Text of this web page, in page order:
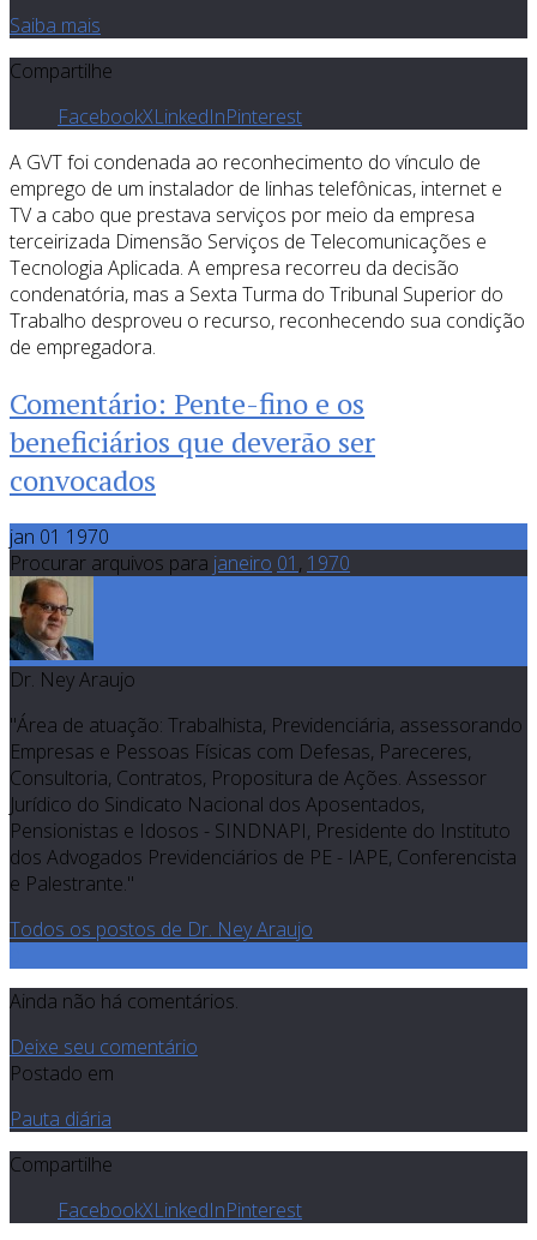
Saiba mais
Compartilhe
FacebookXLinkedInPinterest
A GVT foi condenada ao reconhecimento do vínculo de
emprego de um instalador de linhas telefônicas, internet e
TV a cabo que prestava serviços por meio da empresa
terceirizada Dimensão Serviços de Telecomunicações e
Tecnologia Aplicada. A empresa recorreu da decisão
condenatória, mas a Sexta Turma do Tribunal Superior do
Trabalho desproveu o recurso, reconhecendo sua condição
de empregadora.
Comentário: Pente-fino e os
beneficiários que deverão ser
convocados
jan 01 1970
Procurar arquivos para janeiro 01 , 1970
Dr. Ney Araujo
"Área de atuação: Trabalhista, Previdenciária, assessorando
Empresas e Pessoas Físicas com Defesas, Pareceres,
Consultoria, Contratos, Propositura de Ações. Assessor
Jurídico do Sindicato Nacional dos Aposentados,
Pensionistas e Idosos - SINDNAPI, Presidente do Instituto
dos Advogados Previdenciários de PE - IAPE, Conferencista
e Palestrante."
Todos os postos de Dr. Ney Araujo
Ainda não há comentários.
Deixe seu comentário
Postado em
Pauta diária
Compartilhe
FacebookXLinkedInPinterest